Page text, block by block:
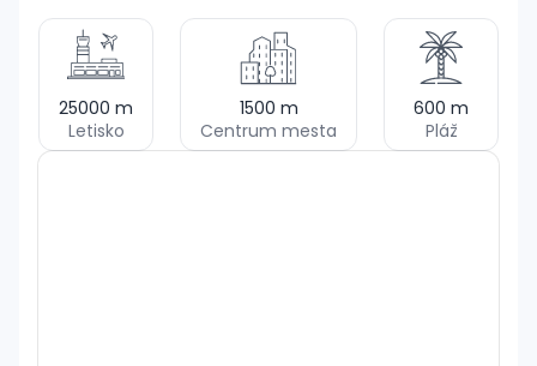
25000 m
Letisko
1500 m
Centrum mesta
600 m
Pláž